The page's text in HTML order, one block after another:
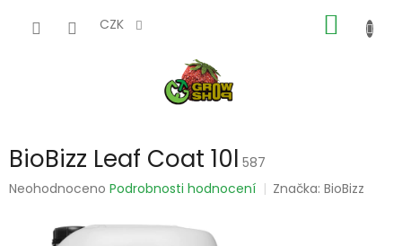
CZK
KOŠÍK
BioBizz Leaf Coat 10l 587
Průměrné
produktu
Neohodnoceno Podrobnosti hodnocení Značka:BioBizz